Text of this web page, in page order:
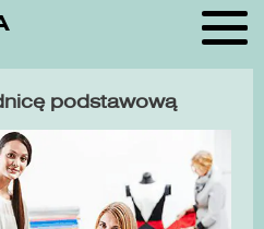
podstawową